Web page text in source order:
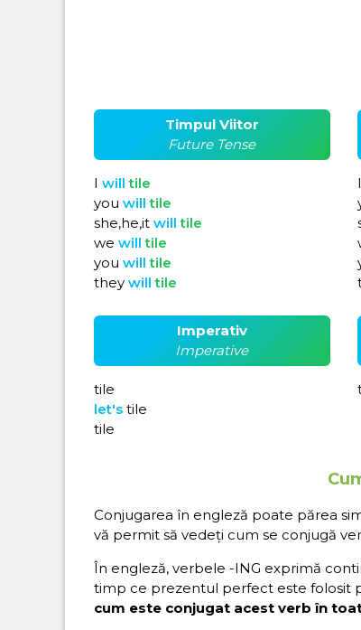
Timpul Viitor
Future Tense
I willtile
you willtile
she,he,it willtile
we willtile
you willtile
they willtile
I
Imperativ
Imperative
tile
let's tile
tile
Conjugarea în engleză poate părea
vă permit să vedeți cum se conjugă
În engleză, verbele -ING exprimă
timp ce prezentul perfect este folosit
cum este conjugat acest verb în